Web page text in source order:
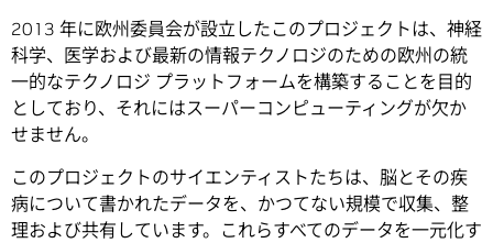
2013 年に欧州委員会が設立したこのプロジェクトは、神経
科学、医学および最新の情報テクノロジのための欧州の統
一的なテクノロジ プラットフォームを構築することを目的
としており、それにはスーパーコンピューティングが欠か
せません。
このプロジェクトのサイエンティストたちは、脳とその疾
病について書かれたデータを、かつてない規模で収集、整
理および共有しています。これらすべてのデータを一元化す